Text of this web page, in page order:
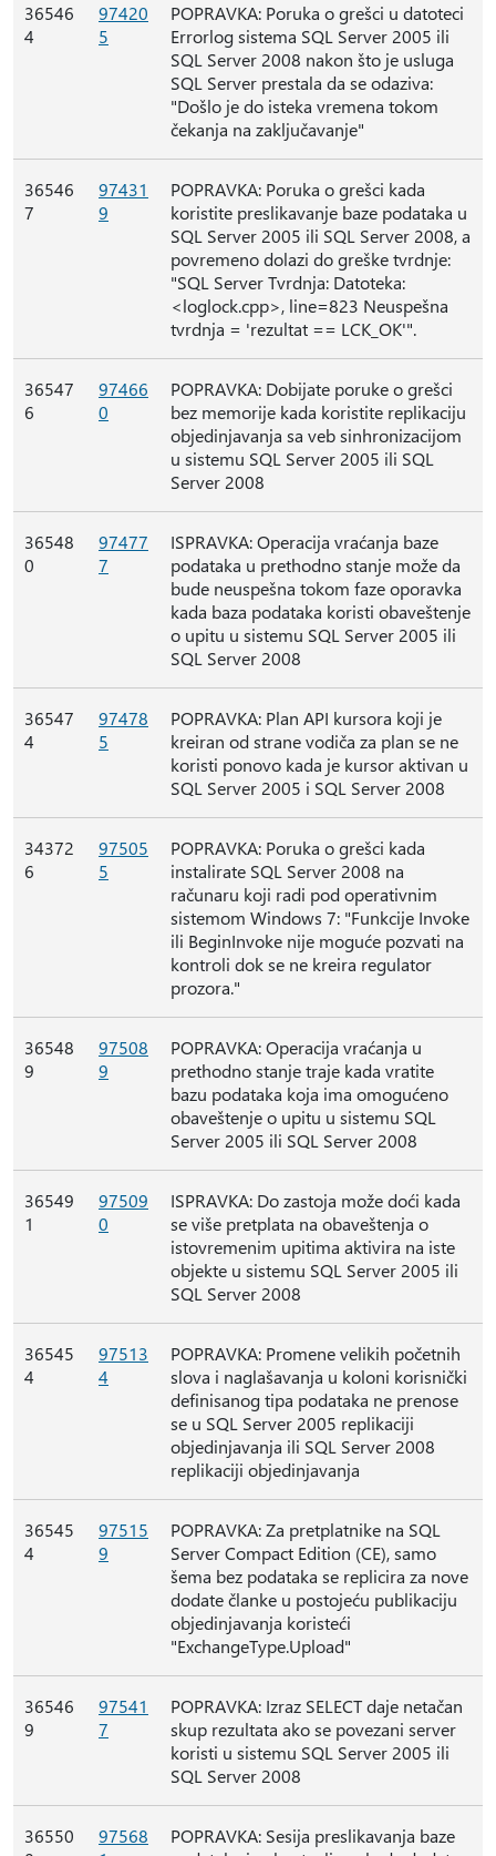
36546
4
97420
5
POPRAVKA: Poruka o grešci u datoteci
Errorlog sistema SQL Server 2005 ili
SQL Server 2008 nakon što je usluga
SQL Server prestala da se odaziva:
"Došlo je do isteka vremena tokom
čekanja na zaključavanje"
36546
7
97431
9
POPRAVKA: Poruka o grešci kada
koristite preslikavanje baze podataka u
SQL Server 2005 ili SQL Server 2008, a
povremeno dolazi do greške tvrdnje:
"SQL Server Tvrdnja: Datoteka:
<loglock.cpp>, line=823 Neuspešna
tvrdnja = 'rezultat == LCK_OK'".
36547
6
97466
0
POPRAVKA: Dobijate poruke o grešci
bez memorije kada koristite replikaciju
objedinjavanja sa veb sinhronizacijom
u sistemu SQL Server 2005 ili SQL
Server 2008
36548
0
97477
7
ISPRAVKA: Operacija vraćanja baze
podataka u prethodno stanje može da
bude neuspešna tokom faze oporavka
kada baza podataka koristi obaveštenje
o upitu u sistemu SQL Server 2005 ili
SQL Server 2008
36547
4
97478
5
POPRAVKA: Plan API kursora koji je
kreiran od strane vodiča za plan se ne
koristi ponovo kada je kursor aktivan u
SQL Server 2005 i SQL Server 2008
34372
6
97505
5
POPRAVKA: Poruka o grešci kada
instalirate SQL Server 2008 na
računaru koji radi pod operativnim
sistemom Windows 7: "Funkcije Invoke
ili BeginInvoke nije moguće pozvati na
kontroli dok se ne kreira regulator
prozora."
36548
9
97508
9
POPRAVKA: Operacija vraćanja u
prethodno stanje traje kada vratite
bazu podataka koja ima omogućeno
obaveštenje o upitu u sistemu SQL
Server 2005 ili SQL Server 2008
36549
1
97509
0
ISPRAVKA: Do zastoja može doći kada
se više pretplata na obaveštenja o
istovremenim upitima aktivira na iste
objekte u sistemu SQL Server 2005 ili
SQL Server 2008
36545
4
97513
4
POPRAVKA: Promene velikih početnih
slova i naglašavanja u koloni korisnički
definisanog tipa podataka ne prenose
se u SQL Server 2005 replikaciji
objedinjavanja ili SQL Server 2008
replikaciji objedinjavanja
36545
4
97515
9
POPRAVKA: Za pretplatnike na SQL
Server Compact Edition (CE), samo
šema bez podataka se replicira za nove
dodate članke u postojeću publikaciju
objedinjavanja koristeći
"ExchangeType.Upload"
36546
9
97541
7
POPRAVKA: Izraz SELECT daje netačan
skup rezultata ako se povezani server
koristi u sistemu SQL Server 2005 ili
SQL Server 2008
36550
97568
POPRAVKA: Sesija preslikavanja baze